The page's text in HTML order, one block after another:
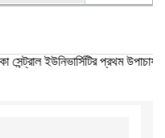
ইউনিভার্সিটির প্রথম উপাচার্য